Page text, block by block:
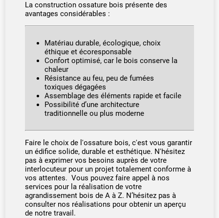
La construction ossature bois présente des
avantages considérables :
Matériau durable, écologique, choix
éthique et écoresponsable
Confort optimisé, car le bois conserve la
chaleur
Résistance au feu, peu de fumées
toxiques dégagées
Assemblage des éléments rapide et facile
Possibilité d’une architecture
traditionnelle ou plus moderne
Faire le choix de l'ossature bois, c'est vous garantir
un édifice solide, durable et esthétique. N'hésitez
pas à exprimer vos besoins auprès de votre
interlocuteur pour un projet totalement conforme à
vos attentes. Vous pouvez faire appel à nos
services pour la réalisation de votre
agrandissement bois de A à Z. N’hésitez pas à
consulter nos réalisations pour obtenir un aperçu
de notre travail.